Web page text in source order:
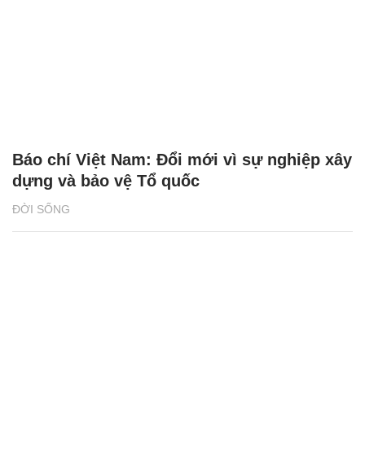
ĐỜI SỐNG
Báo chí Việt Nam: Đổi mới vì sự nghiệp xây
dựng và bảo vệ Tổ quốc